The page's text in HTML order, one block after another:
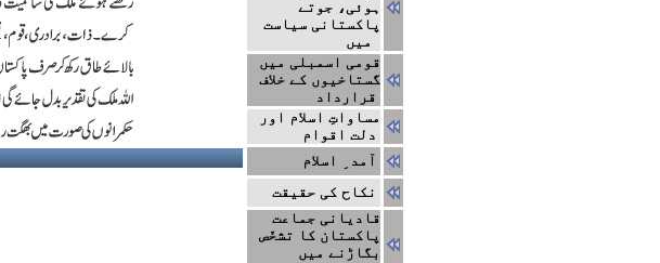
ہوئی، جوتے
پاکستانی سیاست
قومی اسمبلی میں
گستاخیوں کے خلاف
قرارداد
مساواتِ اسلام اور
دلت اقوام
آمد ِ اسلام
نکاح کی حقیقت
قادیانی جماعت
پاکستان کا تشخّص
بگاڑنے میں